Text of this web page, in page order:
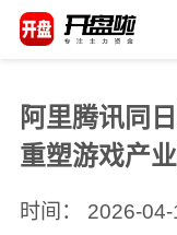
阿里腾讯同
重塑游戏产
时间： 2026-